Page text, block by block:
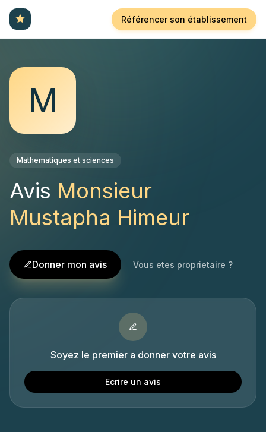
Référencer son établissement
M
Mathematiques et sciences
Avis Monsieur
Mustapha Himeur
Donner mon avis Vous etes proprietaire ?
Soyez le premier a donner votre avis
Ecrire un avis